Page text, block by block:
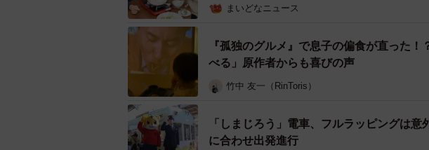
2021年の秋からは、世界の幼稚園と日本の幼稚園、保育
ロジェクト「A&M（Adventure & Meets: 冒険と出会い）」
きっかけは息子たちの思わぬ行動だった。「コロナ禍で
ンラインでアメリカの人に言語関係なく恐竜のぬいぐるみ
トリケラトプスー』と自己表現100％でやっている姿を見
こうの人が頷いていたり、OK！と笑顔で表現したりするの
まいどなニュース
『孤独のグルメ』で息子の偏食が直った
べる」原作者からも喜びの声
竹中 友一（RinToris）
「しまじろう」電車、フルラッピングは
に合わせ出発進行